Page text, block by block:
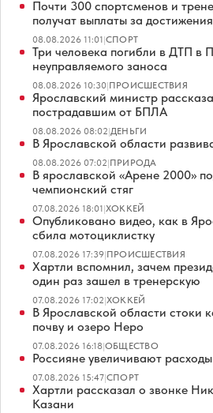
Почти 300 спортсменов и
получат выплаты за достижения
08.08.2026 11:01|СПОРТ
Три человека погибли в ДТП в
неуправляемого заноса
08.08.2026 10:30|ПРОИСШЕСТВИЯ
Ярославский министр
пострадавшим от БПЛА
08.08.2026 08:02|ДЕНЬГИ
В Ярославской области
08.08.2026 07:02|ПРИРОДА
В ярославской «Арене 2000»
чемпионский стяг
07.08.2026 18:01|ХОККЕЙ
Опубликовано видео, как в
сбила мотоциклистку
07.08.2026 17:39|ПРОИСШЕСТВИЯ
Хартли вспомнил, зачем
один раз зашел в тренерскую
07.08.2026 17:02|ХОККЕЙ
В Ярославской области стоки
почву и озеро Неро
07.08.2026 16:18|ОБЩЕСТВО
Россияне увеличивают
07.08.2026 15:47|СПОРТ
Хартли рассказал о звонке
Казани